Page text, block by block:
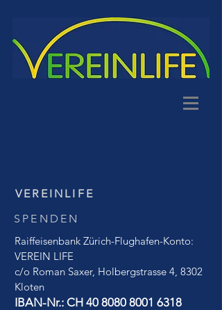
VEREINLIFE
SPENDEN
Raiffeisenbank Zürich-Flughafen-Konto:
VEREIN LIFE
c/o Roman Saxer, Holbergstrasse 4, 8302
Kloten
IBAN-Nr.: CH 40 8080 8001 6318